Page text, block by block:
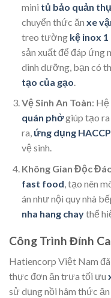
mini tủ bảo quản
chuyển thức ăn xe
treo tường kệ inox
sản xuất để đáp ứng
dinh dưỡng, bạn có
tạo của gạo
Vệ Sinh An Toàn:
quán phởgiúp tạo ra
ra, ứng dụng
vệ sinh.
Không Gian Độc
fast food , tạo nên
án như nội quy nhà
nha hang chaythể
Công Trình Đỉnh
Hatiencorp Việt Nam
thực đơn ăn trưa tối ưu
sử dụng nồi hâm thức